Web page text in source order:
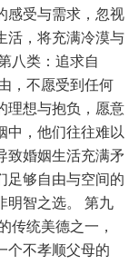
感受与需求，忽视
活，将充满冷漠与
八类：追求自
，不愿受到任何
理想与抱负，愿意
中，他们往往难以
致婚姻生活充满矛
足够自由与空间的
智之选。
第九
传统美德之一，
个不孝顺父母的